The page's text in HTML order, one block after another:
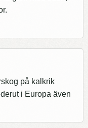
på kalkrik
i Europa även